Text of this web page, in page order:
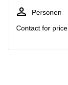
Hilversum
Hoofddorp
Business
Arnhem
Personen
Contact for price